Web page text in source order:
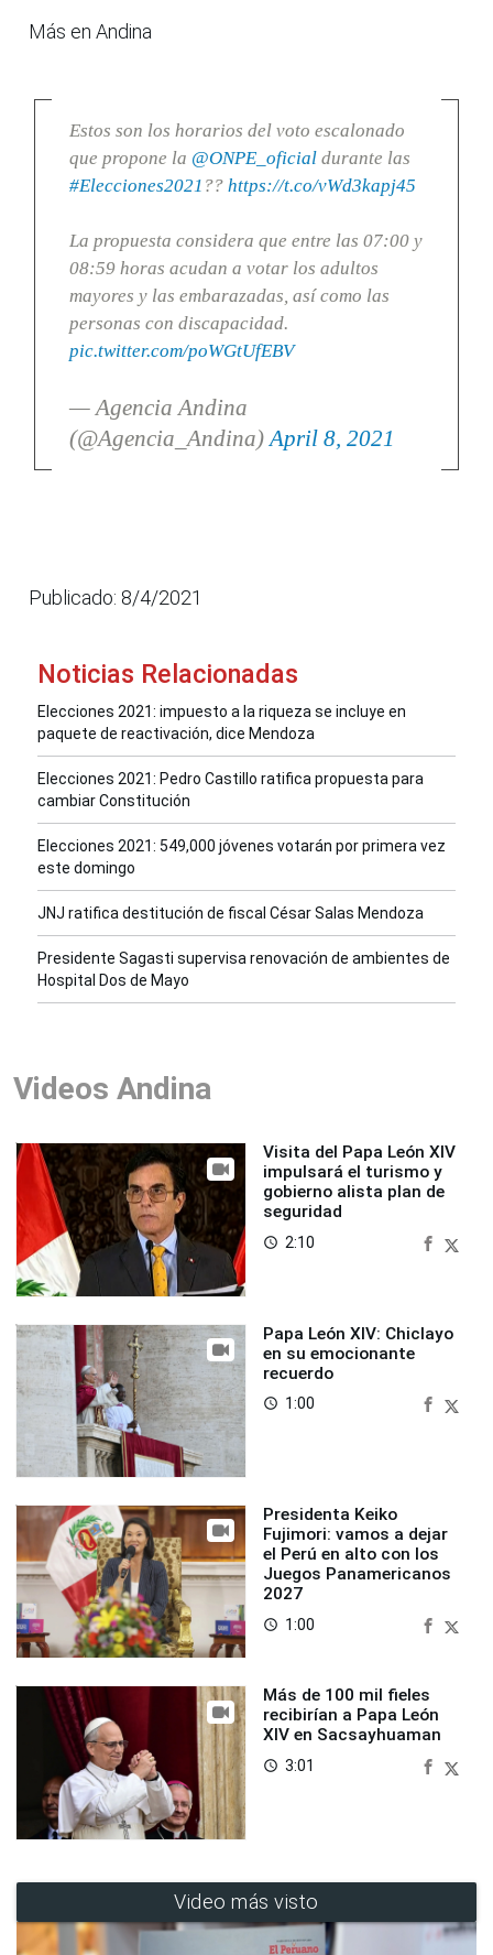
Más en Andina
Estos son los horarios del voto escalonado
que propone la @ONPE_oficialdurante las
#Elecciones2021 ?? https://t.co/vWd3kapj45
La propuesta considera que entre las 07:00 y
08:59 horas acudan a votar los adultos
mayores y las embarazadas, así como las
personas con discapacidad.
pic.twitter.com/poWGtUfEBV
— Agencia Andina
(@Agencia_Andina) April 8, 2021
Publicado: 8/4/2021
Noticias Relacionadas
Elecciones 2021: impuesto a la riqueza se incluye en
paquete de reactivación, dice Mendoza
Elecciones 2021: Pedro Castillo ratifica propuesta para
cambiar Constitución
Elecciones 2021: 549,000 jóvenes votarán por primera vez
este domingo
JNJ ratifica destitución de fiscal César Salas Mendoza
Presidente Sagasti supervisa renovación de ambientes de
Hospital Dos de Mayo
Videos Andina
Visita del Papa León XIV
impulsará el turismo y
gobierno alista plan de
seguridad
access_time 2:10
Papa León XIV: Chiclayo
en su emocionante
recuerdo
access_time 1:00
Presidenta Keiko
Fujimori: vamos a dejar
el Perú en alto con los
Juegos Panamericanos
2027
access_time 1:00
Más de 100 mil fieles
recibirían a Papa León
XIV en Sacsayhuaman
access_time 3:01
Video más visto